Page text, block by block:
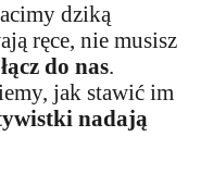
dziką
ręce, nie musisz
do nas.
jak stawić im
nadają